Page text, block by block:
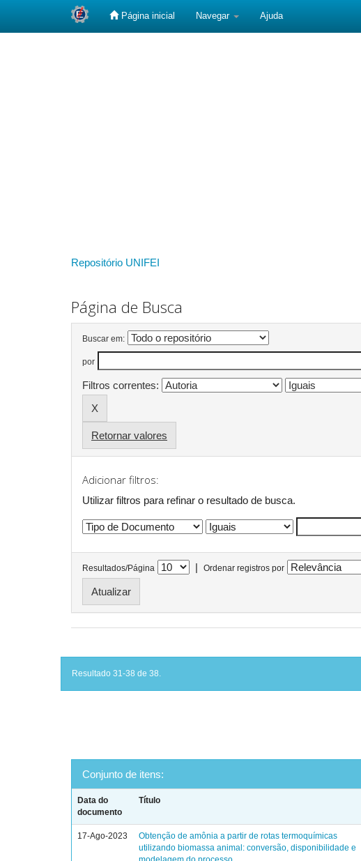
Página inicial Navegar Ajuda
Repositório UNIFEI
Página de Busca
Buscar em:
por
Filtros correntes:
Retornar valores
Adicionar filtros:
Utilizar filtros para refinar o resultado de busca.
Resultados/Página | Ordenar registros por
Resultado 31-38 de 38.
Conjunto de itens:
Data do
documento
Título
17-Ago-2023
Obtenção de amônia a partir de rotas termoquímicas
utilizando biomassa animal: conversão, disponibilidade e